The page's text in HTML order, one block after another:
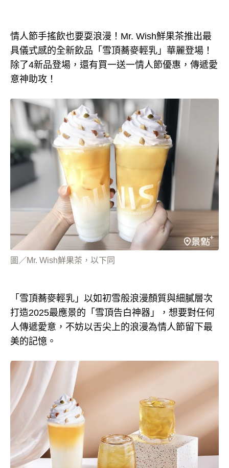
情人節手搖飲也要耍浪漫！Mr. Wish鮮果茶推出最
具儀式感的全新飲品「雪頂蕎麥輕乳」華麗登場！
除了4新品登場，還有買一送一情人節優惠，傳遞愛
意神助攻！
圖／Mr. Wish鮮果茶，以下同
「雪頂蕎麥輕乳」以如初雪般浪漫顏質與細膩層次
打造2025最應景的「雪頂告白神器」，想要對任何
人傳遞愛意，不妨以舌尖上的浪漫為情人節留下最
美的記憶。